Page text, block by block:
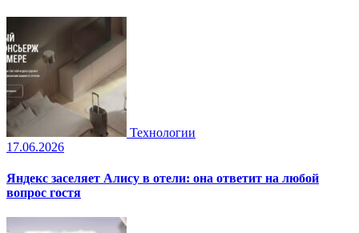
Технологии
17.06.2026
Яндекс заселяет Алису в отели: она ответит на любой
вопрос гостя